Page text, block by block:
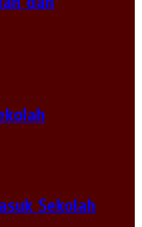
Sekolah